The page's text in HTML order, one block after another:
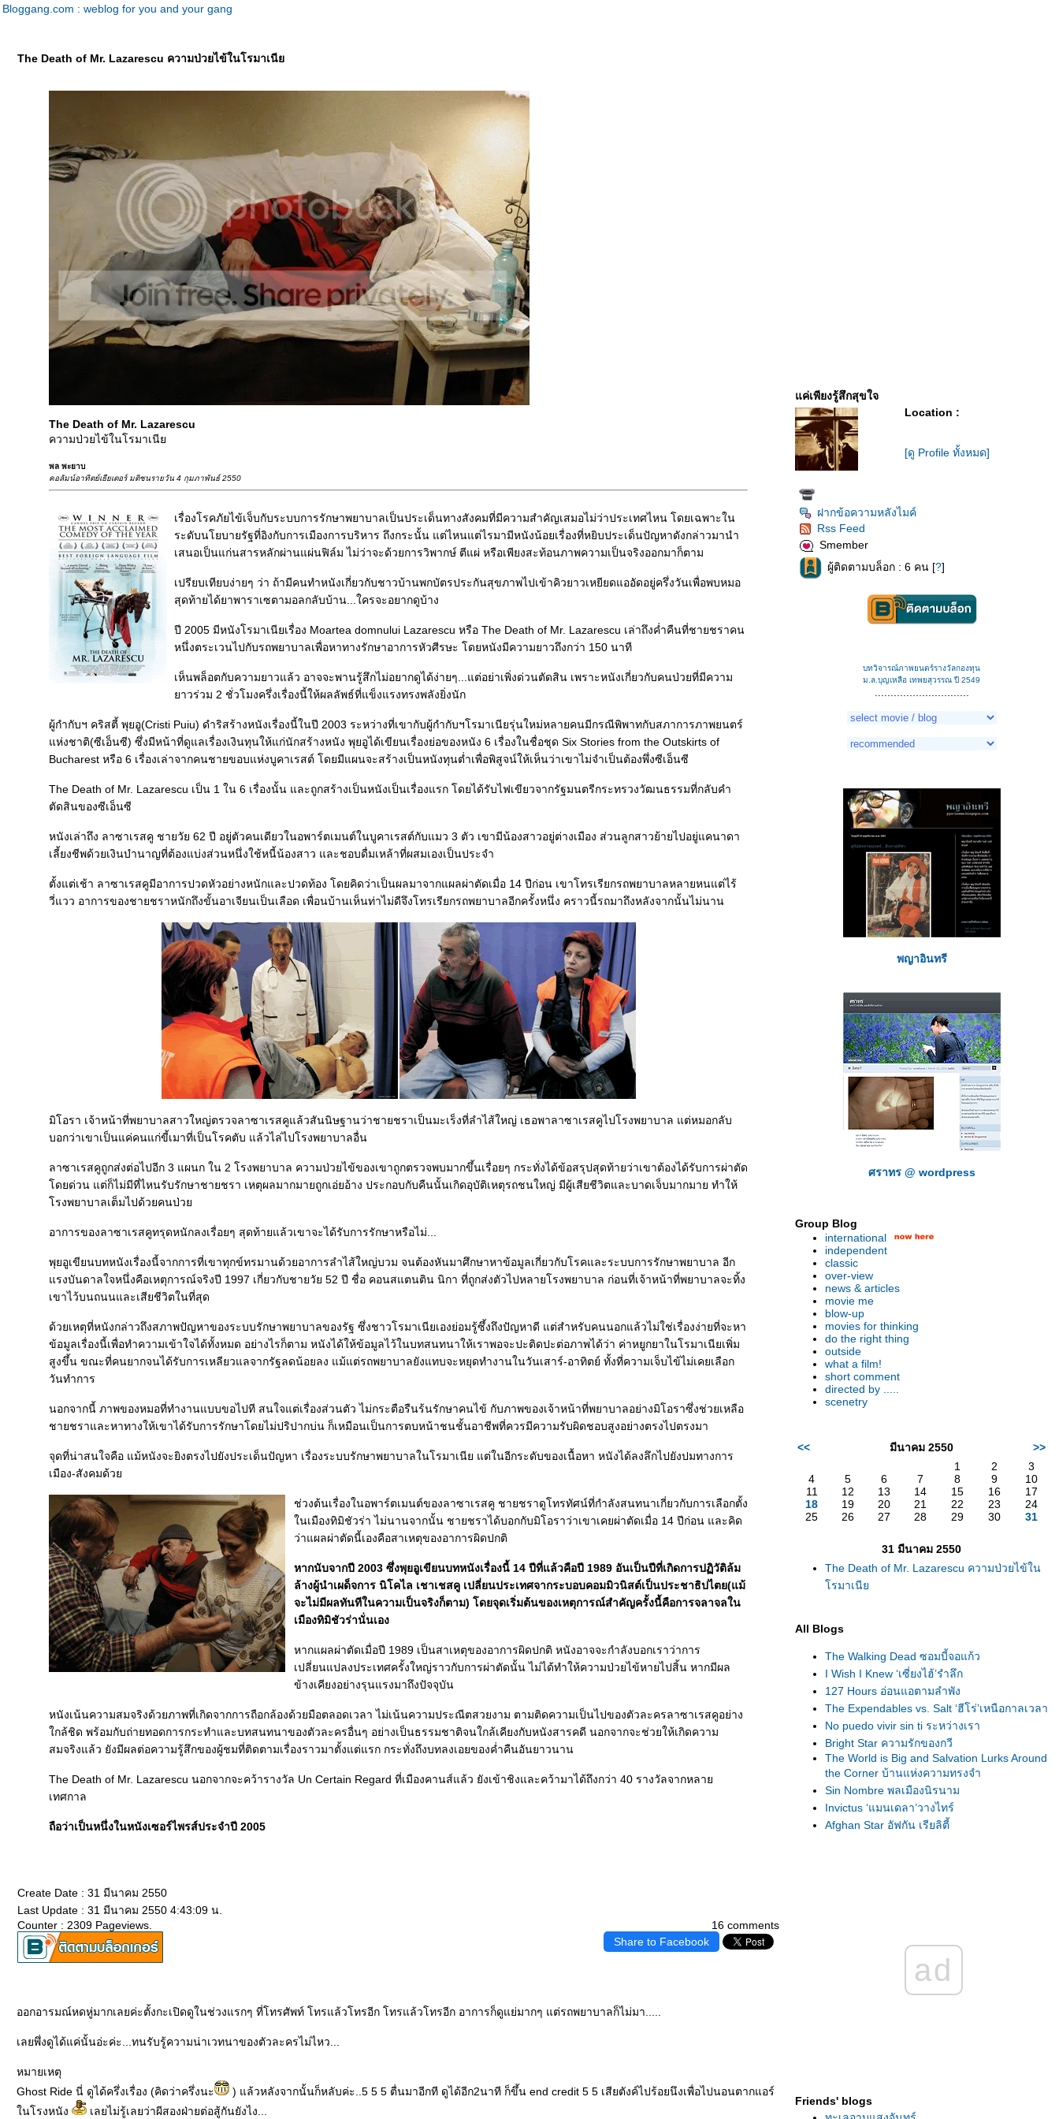
Bloggang.com : weblog for you and your gang
The Death of Mr. Lazarescu ความป่วยไข้ในโรมาเนี
The Death of Mr. Lazarescu
ความป่วยไข้ในโรมาเนี
พล พะยาบ
คอลัมน์อาทิตย์เธียเตอร์ มติชนรายวัน 4 กุมภาพันธ์ 2550
เรื่องโรคภัยไข้เจ็บกับระบบการรักษาพยาบาลเป็นประเด็นทางสังคมที่มีความสำคัญเสมอไม่ว่าประเทศไหน โดยเฉพาะใน
ระดับนโยบายรัฐที่อิงกับการเมืองการบริหาร ถึงกระนั้น แต่ไหนแต่ไรมามีหนังน้อยเรื่องที่หยิบประเด็นปัญหาดังกล่าวมานำ
เสนอเป็นแก่นสารหลักผ่านแผ่นฟิล์ม ไม่ว่าจะด้วยการวิพากษ์ ตีแผ่ หรือเพียงสะท้อนภาพความเป็นจริงออกมาก็ตาม
เปรียบเทียบง่ายๆ ว่า ถ้ามีคนทำหนังเกี่ยวกับชาวบ้านพกบัตรประกันสุขภาพไปเข้าคิวยาวเหยียดแออัดอยู่ครึ่งวันเพื่อพบหมอ
สุดท้ายได้ยาพาราเซตามอลกลับบ้าน...ใครจะอยากดูบ้าง
ปี 2005 มีหนังโรมาเนียเรื่อง Moartea domnului Lazarescu หรือ The Death of Mr. Lazarescu เล่าถึงค่ำคืนที่ชายชราคน
หนึ่งตระเวนไปกับรถพยาบาลเพื่อหาทางรักษาอาการหัวศีรษะ โดยหนังมีความยาวถึงกว่า 150 นาที
เห็นพล็อตกับความยาวแล้ว อาจจะพานรู้สึกไม่อยากดูได้ง่ายๆ...แต่อย่าเพิ่งด่วนตัดสิน เพราะหนังเกี่ยวกับคนป่วยที่มีความ
าวร่วม 2 ชั่วโมงครึ่งเรื่องนี้ให้ผลลัพธ์ที่แข็งแรงทรงพลังยิ่งนัก
ผู้กำกับฯ คริสตี้ พุยอู(Cristi Puiu) ดำริสร้างหนังเรื่องนี้ในปี 2003 ระหว่างที่เขากับผู้กำกับฯโรมาเนียรุ่นใหม่หลายคนมีกรณีพิพาทกับสภาการภาพยนตร์
ห่งชาติ(ซีเอ็นซี) ซึ่งมีหน้าที่ดูแลเรื่องเงินทุนให้แก่นักสร้างหนัง พุยอูได้เขียนเรื่องย่อของหนัง 6 เรื่องในชื่อชุด Six Stories from the Outskirts of
Bucharest หรือ 6 เรื่องเล่าจากคนชายขอบแห่งบูคาเรสต์ โดยมีแผนจะสร้างเป็นหนังทุนต่ำเพื่อพิสูจน์ให้เห็นว่าเขาไม่จำเป็นต้องพึ่งซีเอ็นซี
The Death of Mr. Lazarescu เป็น 1 ใน 6 เรื่องนั้น และถูกสร้างเป็นหนังเป็นเรื่องแรก โดยได้รับไฟเขียวจากรัฐมนตรีกระทรวงวัฒนธรรมที่กลับคำ
ตัดสินของซีเอ็นซี
หนังเล่าถึง ลาซาเรสคู ชายวัย 62 ปี อยู่ตัวคนเดียวในอพาร์ตเมนต์ในบูคาเรสต์กับแมว 3 ตัว เขามีน้องสาวอยู่ต่างเมือง ส่วนลูกสาวย้ายไปอยู่แคนาดา
เลี้ยงชีพด้วยเงินบำนาญที่ต้องแบ่งส่วนหนึ่งใช้หนี้น้องสาว และชอบดื่มเหล้าที่ผสมเองเป็นประจำ
ตั้งแต่เช้า ลาซาเรสคูมีอาการปวดหัวอย่างหนักและปวดท้อง โดยคิดว่าเป็นผลมาจากแผลผ่าตัดเมื่อ 14 ปีก่อน เขาโทรเรียกรถพยาบาลหลายหนแต่ไร้
วี่แวว อาการของชายชราหนักถึงขั้นอาเจียนเป็นเลือด เพื่อนบ้านเห็นท่าไม่ดีจึงโทรเรียกรถพยาบาลอีกครั้งหนึ่ง คราวนี้รถมาถึงหลังจากนั้นไม่นาน
มิโอรา เจ้าหน้าที่พยาบาลสาวใหญ่ตรวจลาซาเรสคูแล้วสันนิษฐานว่าชายชราเป็นมะเร็งที่ลำไส้ใหญ่ เธอพาลาซาเรสคูไปโรงพยาบาล แต่หมอกลับ
บอกว่าเขาเป็นแค่คนแก่ขี้เมาที่เป็นโรคตับ แล้วไล่ไปโรงพยาบาลอื่น
ลาซาเรสคูถูกส่งต่อไปอีก 3 แผนก ใน 2 โรงพยาบาล ความป่วยไข้ของเขาถูกตรวจพบมากขึ้นเรื่อยๆ กระทั่งได้ข้อสรุปสุดท้ายว่าเขาต้องได้รับการผ่าตัด
ดยด่วน แต่ก็ไม่มีที่ไหนรับรักษาชายชรา เหตุผลมากมายถูกเอ่ยอ้าง ประกอบกับคืนนั้นเกิดอุบัติเหตุรถชนใหญ่ มีผู้เสียชีวิตและบาดเจ็บมากมาย ทำให้
รงพยาบาลเต็มไปด้วยคนป่ว
อาการของลาซาเรสคูทรุดหนักลงเรื่อยๆ สุดท้ายแล้วเขาจะได้รับการรักษาหรือไม่...
พุยอูเขียนบทหนังเรื่องนี้จากการที่เขาทุกข์ทรมานด้วยอาการลำไส้ใหญ่บวม จนต้องหันมาศึกษาหาข้อมูลเกี่ยวกับโรคและระบบการรักษาพยาบาล อีก
รงบันดาลใจหนึ่งคือเหตุการณ์จริงปี 1997 เกี่ยวกับชายวัย 52 ปี ชื่อ คอนสแตนติน นิกา ที่ถูกส่งตัวไปหลายโรงพยาบาล ก่อนที่เจ้าหน้าที่พยาบาลจะทิ้ง
เขาไว้บนถนนและเสียชีวิตในที่สุด
ด้วยเหตุที่หนังกล่าวถึงสภาพปัญหาของระบบรักษาพยาบาลของรัฐ ซึ่งชาวโรมาเนียเองย่อมรู้ซึ้งถึงปัญหาดี แต่สำหรับคนนอกแล้วไม่ใช่เรื่องง่ายที่จะหา
ข้อมูลเรื่องนี้เพื่อทำความเข้าใจได้ทั้งหมด อย่างไรก็ตาม หนังได้ให้ข้อมูลไว้ในบทสนทนาให้เราพอจะปะติดปะต่อภาพได้ว่า ค่าหยูกยาในโรมาเนียเพิ่ม
สูงขึ้น ขณะที่คนยากจนได้รับการเหลียวแลจากรัฐลดน้อยลง แม้แต่รถพยาบาลยังแทบจะหยุดทำงานในวันเสาร์-อาทิตย์ ทั้งที่ความเจ็บไข้ไม่เคยเลือก
วันทำการ
นอกจากนี้ ภาพของหมอที่ทำงานแบบขอไปที สนใจแต่เรื่องส่วนตัว ไม่กระตือรืนร้นรักษาคนไข้ กับภาพของเจ้าหน้าที่พยาบาลอย่างมิโอราซึ่งช่วยเหลือ
ชายชราและหาทางให้เขาได้รับการรักษาโดยไม่ปริปากบ่น ก็เหมือนเป็นการตบหน้าชนชั้นอาชีพที่ควรมีความรับผิดชอบสูงอย่างตรงไปตรงมา
จุดที่น่าสนใจคือ แม้หนังจะยิงตรงไปยังประเด็นปัญหา เรื่องระบบรักษาพยาบาลในโรมาเนีย แต่ในอีกระดับของเนื้อหา หนังได้ลงลึกไปยังปมทางการ
เมือง-สังคมด้ว
ช่วงต้นเรื่องในอพาร์ตเมนต์ของลาซาเรสคู ชายชราดูโทรทัศน์ที่กำลังสนทนาเกี่ยวกับการเลือกตั้ง
นเมืองทิมิชัวร่า ไม่นานจากนั้น ชายชราได้บอกกับมิโอราว่าเขาเคยผ่าตัดเมื่อ 14 ปีก่อน และคิด
ว่าแผลผ่าตัดนี้เองคือสาเหตุของอาการผิดปกติ
หากนับจากปี 2003 ซึ่งพุยอูเขียนบทหนังเรื่องนี้ 14 ปีที่แล้วคือปี 1989 อันเป็นปีที่เกิดการปฏิวัติล้ม
ล้างผู้นำเผด็จการ นิโคไล เชาเชสคู เปลี่ยนประเทศจากระบอบคอมมิวนิสต์เป็นประชาธิปไตย(แม้
จะไม่มีผลทันทีในความเป็นจริงก็ตาม) โดยจุดเริ่มต้นของเหตุการณ์สำคัญครั้งนี้คือการจลาจลใน
เมืองทิมิชัวร่านั่นเอง
หากแผลผ่าตัดเมื่อปี 1989 เป็นสาเหตุของอาการผิดปกติ หนังอาจจะกำลังบอกเราว่าการ
เปลี่ยนแปลงประเทศครั้งใหญ่ราวกับการผ่าตัดนั้น ไม่ได้ทำให้ความป่วยไข้หายไปสิ้น หากมีผล
ข้างเคียงอย่างรุนแรงมาถึงปัจจุบัน
หนังเน้นความสมจริงด้วยภาพที่เกิดจากการถือกล้องด้วยมือตลอดเวลา ไม่เน้นความประณีตสวยงาม ตามติดความเป็นไปของตัวละครลาซาเรสคูอย่าง
กล้ชิด พร้อมกับถ่ายทอดการกระทำและบทสนทนาของตัวละครอื่นๆ อย่างเป็นธรรมชาติจนใกล้เคียงกับหนังสารคดี นอกจากจะช่วยให้เกิดความ
สมจริงแล้ว ยังมีผลต่อความรู้สึกของผู้ชมที่ติดตามเรื่องราวมาตั้งแต่แรก กระทั่งถึงบทลงเอยของค่ำคืนอันยาวนาน
The Death of Mr. Lazarescu นอกจากจะคว้ารางวัล Un Certain Regard ที่เมืองคานส์แล้ว ยังเข้าชิงและคว้ามาได้ถึงกว่า 40 รางวัลจากหลา
เทศกาล
ถือว่าเป็นหนึ่งในหนังเซอร์ไพรส์ประจำปี 2005
Create Date : 31 มีนาคม 2550
Last Update : 31 มีนาคม 2550 4:43:09 น.
16 comments
Counter : 2309 Pageviews.
Share to Facebook
ออกอารมณ์หดหู่มากเลยค่ะตั้งกะเปิดดูในช่วงแรกๆ ที่โทรศัพท์ โทรแล้วโทรอีก โทรแล้วโทรอีก อาการก็ดูแย่มากๆ แต่รถพยาบาลก็ไม่มา.....
เลยพึ่งดูได้แค่นั้นอ่ะค่ะ...ทนรับรู้ความน่าเวทนาของตัวละครไม่ไหว...
หมายเหตุ
Ghost Ride นี่ ดูได้ครึ่งเรื่อง (คิดว่าครึ่งนะ
) แล้วหลังจากนั้นก็หลับค่ะ..5 5 5 ตื่นมาอีกที ดูได้อีก2นาที ก็ขึ้น end credit 5 5 เสียตังค์ไปร้อยนึงเพื่อไปนอนตากแอร์
นโรงหนัง
เลยไม่รู้เลยว่าผีสองฝ่ายต่อสู้กันยังไง...
ค่เพียงรู้สึกสุขใจ
Location :
[ดู Profile ทั้งหมด]
ฝากข้อความหลังไมค์
Rss Feed
Smember
ผู้ติดตามบล็อก : 6 คน [?]
บทวิจารณ์ภาพยนตร์รางวัลกองทุน
ม.ล.บุญเหลือ เทพยสุวรรณ ปี 2549
พญาอินทรี
ศราทร @ wordpress
Group Blog
international
independent
classic
over-view
news & articles
movie me
blow-up
movies for thinking
do the right thing
outside
what a film!
short comment
directed by .....
scenetry
<< มีนาคม 2550
>>
1
2
3
4
5 6 7 8 9
10
11
12 13 14 15 16
17
18
19 20 21 22 23
24
25
26 27 28 29 30 31
31 มีนาคม 2550
The Death of Mr. Lazarescu ความป่วยไข้ใน
รมาเนี
All Blogs
The Walking Dead ซอมบี้จอแก้ว
I Wish I Knew ‘เซี่ยงไฮ้’รำลึก
127 Hours อ่อนแอตามลำพัง
The Expendables vs. Salt ‘ฮีโร่’เหนือกาลเวลา
No puedo vivir sin ti ระหว่างเรา
Bright Star ความรักของกวี
The World is Big and Salvation Lurks Around
the Corner บ้านแห่งความทรงจำ
Sin Nombre พลเมืองนิรนาม
Invictus ‘แมนเดลา’วางไทร์
Afghan Star อัฟกัน เรียลิตี้
Snow โลกที่ถูกทิ้งขว้าง
Liverpool สิ่งที่คงหลงเหลือ
Tahaan แผ่นดินนี้ของใคร
Lion's Den สายใยในกรงขัง
The Pope's Toilet ‘สุขา’อยู่หนใด
ad
Friends' blogs